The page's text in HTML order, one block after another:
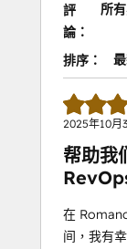
評
論：
所
排序：
2025年10月
帮助我
在
间，我有